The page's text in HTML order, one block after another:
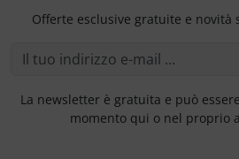
Offerte esclusive gratuite e novità
La newsletter è gratuita e può
momento qui o nel proprio
Tapes e sintonizzazione